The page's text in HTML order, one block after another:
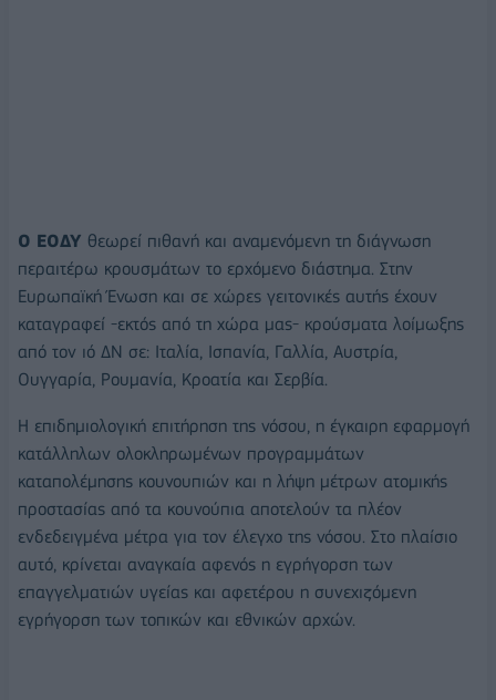
Ο ΕΟΔΥ θεωρεί πιθανή και αναμενόμενη τη διάγνωση
περαιτέρω κρουσμάτων το ερχόμενο διάστημα. Στην
Ευρωπαϊκή Ένωση και σε χώρες γειτονικές αυτής έχουν
καταγραφεί -εκτός από τη χώρα μας- κρούσματα λοίμωξης
από τον ιό ΔΝ σε: Ιταλία, Ισπανία, Γαλλία, Αυστρία,
Ουγγαρία, Ρουμανία, Κροατία και Σερβία.
Η επιδημιολογική επιτήρηση της νόσου, η έγκαιρη εφαρμογή
κατάλληλων ολοκληρωμένων προγραμμάτων
καταπολέμησης κουνουπιών και η λήψη μέτρων ατομικής
προστασίας από τα κουνούπια αποτελούν τα πλέον
ενδεδειγμένα μέτρα για τον έλεγχο της νόσου. Στο πλαίσιο
αυτό, κρίνεται αναγκαία αφενός η εγρήγορση των
επαγγελματιών υγείας και αφετέρου η συνεχιζόμενη
εγρήγορση των τοπικών και εθνικών αρχών.